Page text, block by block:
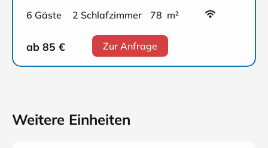
6 Gäste
2 Schlafzimmer 78 m²
ab 85 € Zur Anfrage
Weitere Einheiten